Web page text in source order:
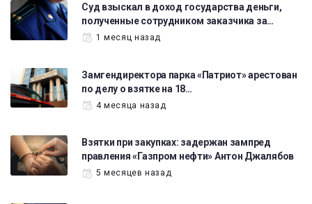
Суд взыскал в доход государства деньги,
полученные сотрудником заказчика за…
1 месяц назад
Замгендиректора парка «Патриот» арестован
по делу о взятке на 18…
4 месяца назад
Взятки при закупках: задержан зампред
правления «Газпром нефти» Антон Джалябов
5 месяцев назад